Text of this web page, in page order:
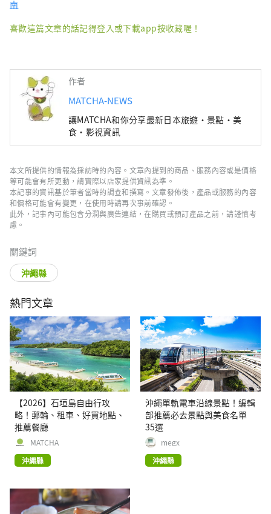
南
喜歡這篇文章的話記得登入或下載app按收藏喔！
作者
MATCHA-NEWS
讓MATCHA和你分享最新日本旅遊・景點・美
食・影視資訊
本文所提供的情報為採訪時的內容。文章內提到的商品、服務內容或是價格
等可能會有所更動，請實際以店家提供資訊為準。
本記事的資訊基於筆者當時的調查和撰寫。文章發佈後，產品或服務的內容
和價格可能會有變更，在使用時請再次事前確認。
此外，記事內可能包含分潤與廣告連結，在購買或預訂產品之前，請謹慎考
慮。
關鍵詞
沖繩縣
熱門文章
【2026】石垣島自由行攻
略！郵輪、租車、好買地點、
推薦餐廳
MATCHA
沖繩縣
沖繩單軌電車沿線景點！編輯
部推薦必去景點與美食名單
35選
megx
沖繩縣